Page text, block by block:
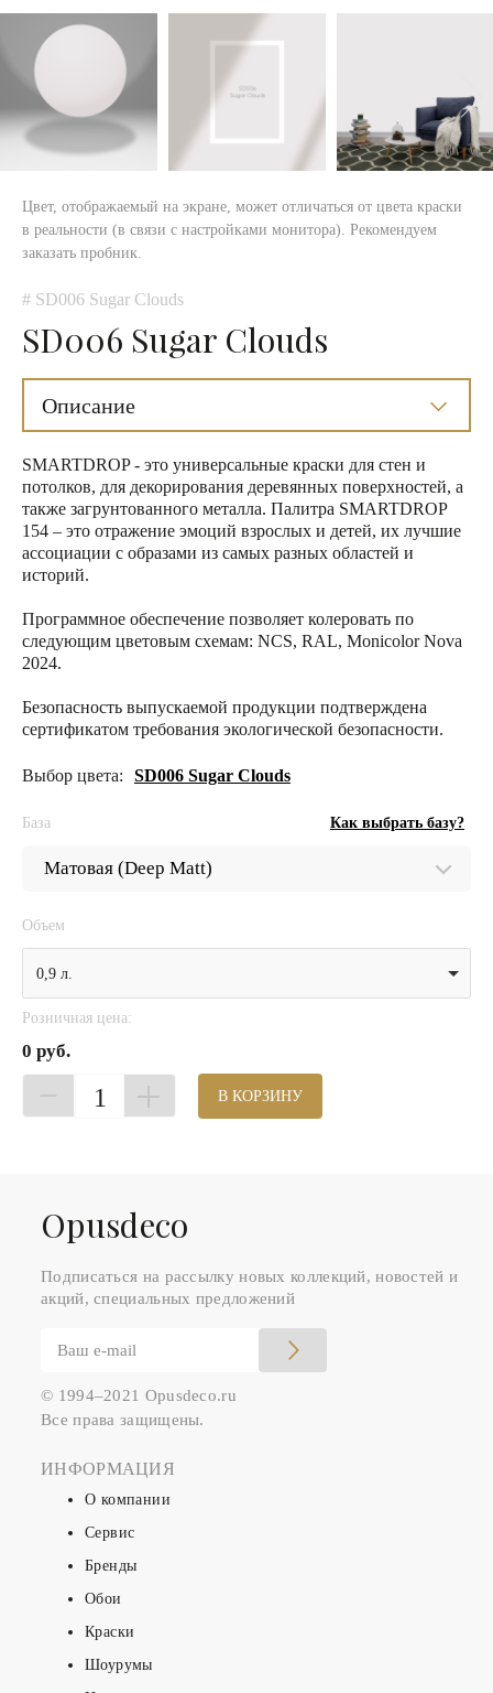
Цвет, отображаемый на экране, может отличаться от цвета краски
в реальности (в связи с настройками монитора). Рекомендуем
заказать пробник.
# SD006 Sugar Clouds
SD006 Sugar Clouds
Описание
SMARTDROP - это универсальные краски для стен и
потолков, для декорирования деревянных поверхностей, а
также загрунтованного металла. Палитра SMARTDROP
154 – это отражение эмоций взрослых и детей, их лучшие
ассоциации с образами из самых разных областей и
историй.
Программное обеспечение позволяет колеровать по
следующим цветовым схемам: NCS, RAL, Monicolor Nova
2024.
Безопасность выпускаемой продукции подтверждена
сертификатом требования экологической безопасности.
Выбор цвета: SD006 Sugar Clouds
База Как выбрать базу?
Объем
0,9 л.
Розничная цена:
0 руб.
1 В КОРЗИНУ
Оpusdeco
Подписаться на рассылку новых коллекций, новостей и
акций, специальных предложений
© 1994–2021 Opusdeco.ru
Все права защищены.
ИНФОРМАЦИЯ
О компании
Сервис
Бренды
Обои
Краски
Шоурумы